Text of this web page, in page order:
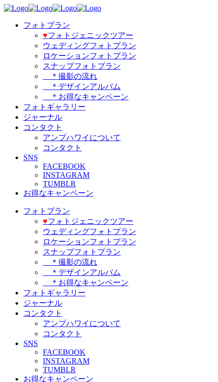
フォトプラン
♥️フォトジェニックツアー
ウェディングフォトプラン
ロケーションフォトプラン
スナップフォトプラン
＊撮影の流れ
＊デザインアルバム
＊お得なキャンペーン
フォトギャラリー
ジャーナル
コンタクト
アンプハワイについて
コンタクト
SNS
FACEBOOK
INSTAGRAM
TUMBLR
お得なキャンペーン
フォトプラン
♥️フォトジェニックツアー
ウェディングフォトプラン
ロケーションフォトプラン
スナップフォトプラン
＊撮影の流れ
＊デザインアルバム
＊お得なキャンペーン
フォトギャラリー
ジャーナル
コンタクト
アンプハワイについて
コンタクト
SNS
FACEBOOK
INSTAGRAM
TUMBLR
お得なキャンペーン